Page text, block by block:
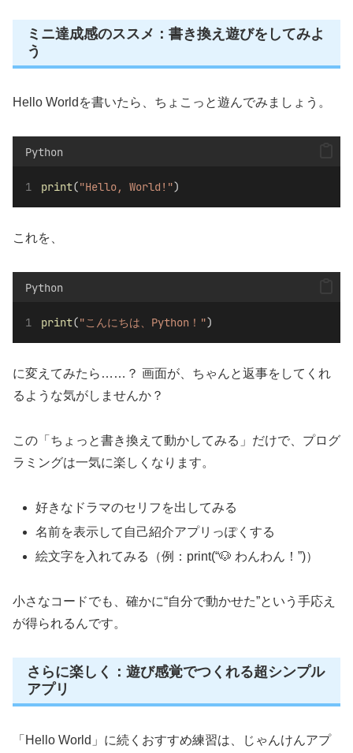
ミニ達成感のススメ：書き換え遊びをしてみよ
う
Hello Worldを書いたら、ちょこっと遊んでみましょう。
Python
print("Hello, World!")
これを、
Python
print("こんにちは、Python！")
に変えてみたら……？ 画面が、ちゃんと返事をしてくれ
るような気がしませんか？
この「ちょっと書き換えて動かしてみる」だけで、プログ
ラミングは一気に楽しくなります。
好きなドラマのセリフを出してみる
名前を表示して自己紹介アプリっぽくする
絵文字を入れてみる（例：print(“🐶 わんわん！”)）
小さなコードでも、確かに“自分で動かせた”という手応え
が得られるんです。
さらに楽しく：遊び感覚でつくれる超シンプル
アプリ
「Hello World」に続くおすすめ練習は、じゃんけんアプ